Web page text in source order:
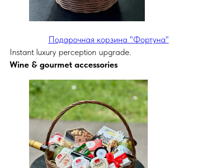
Подарочная корзина "Фортуна"
Instant luxury perception upgrade.
Wine & gourmet accessories